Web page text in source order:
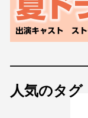
人気のタグ